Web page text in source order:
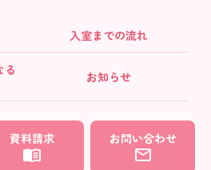
入室までの流れ
る
お知らせ
資料請求 お問い合わせ